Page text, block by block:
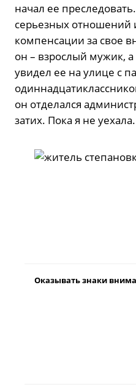
начал ее
серьезных отношений
компенсации за свое
он – взрослый мужик,
увидел ее на улице с
он отделался
затих. Пока я не уехала.
Оказывать знаки